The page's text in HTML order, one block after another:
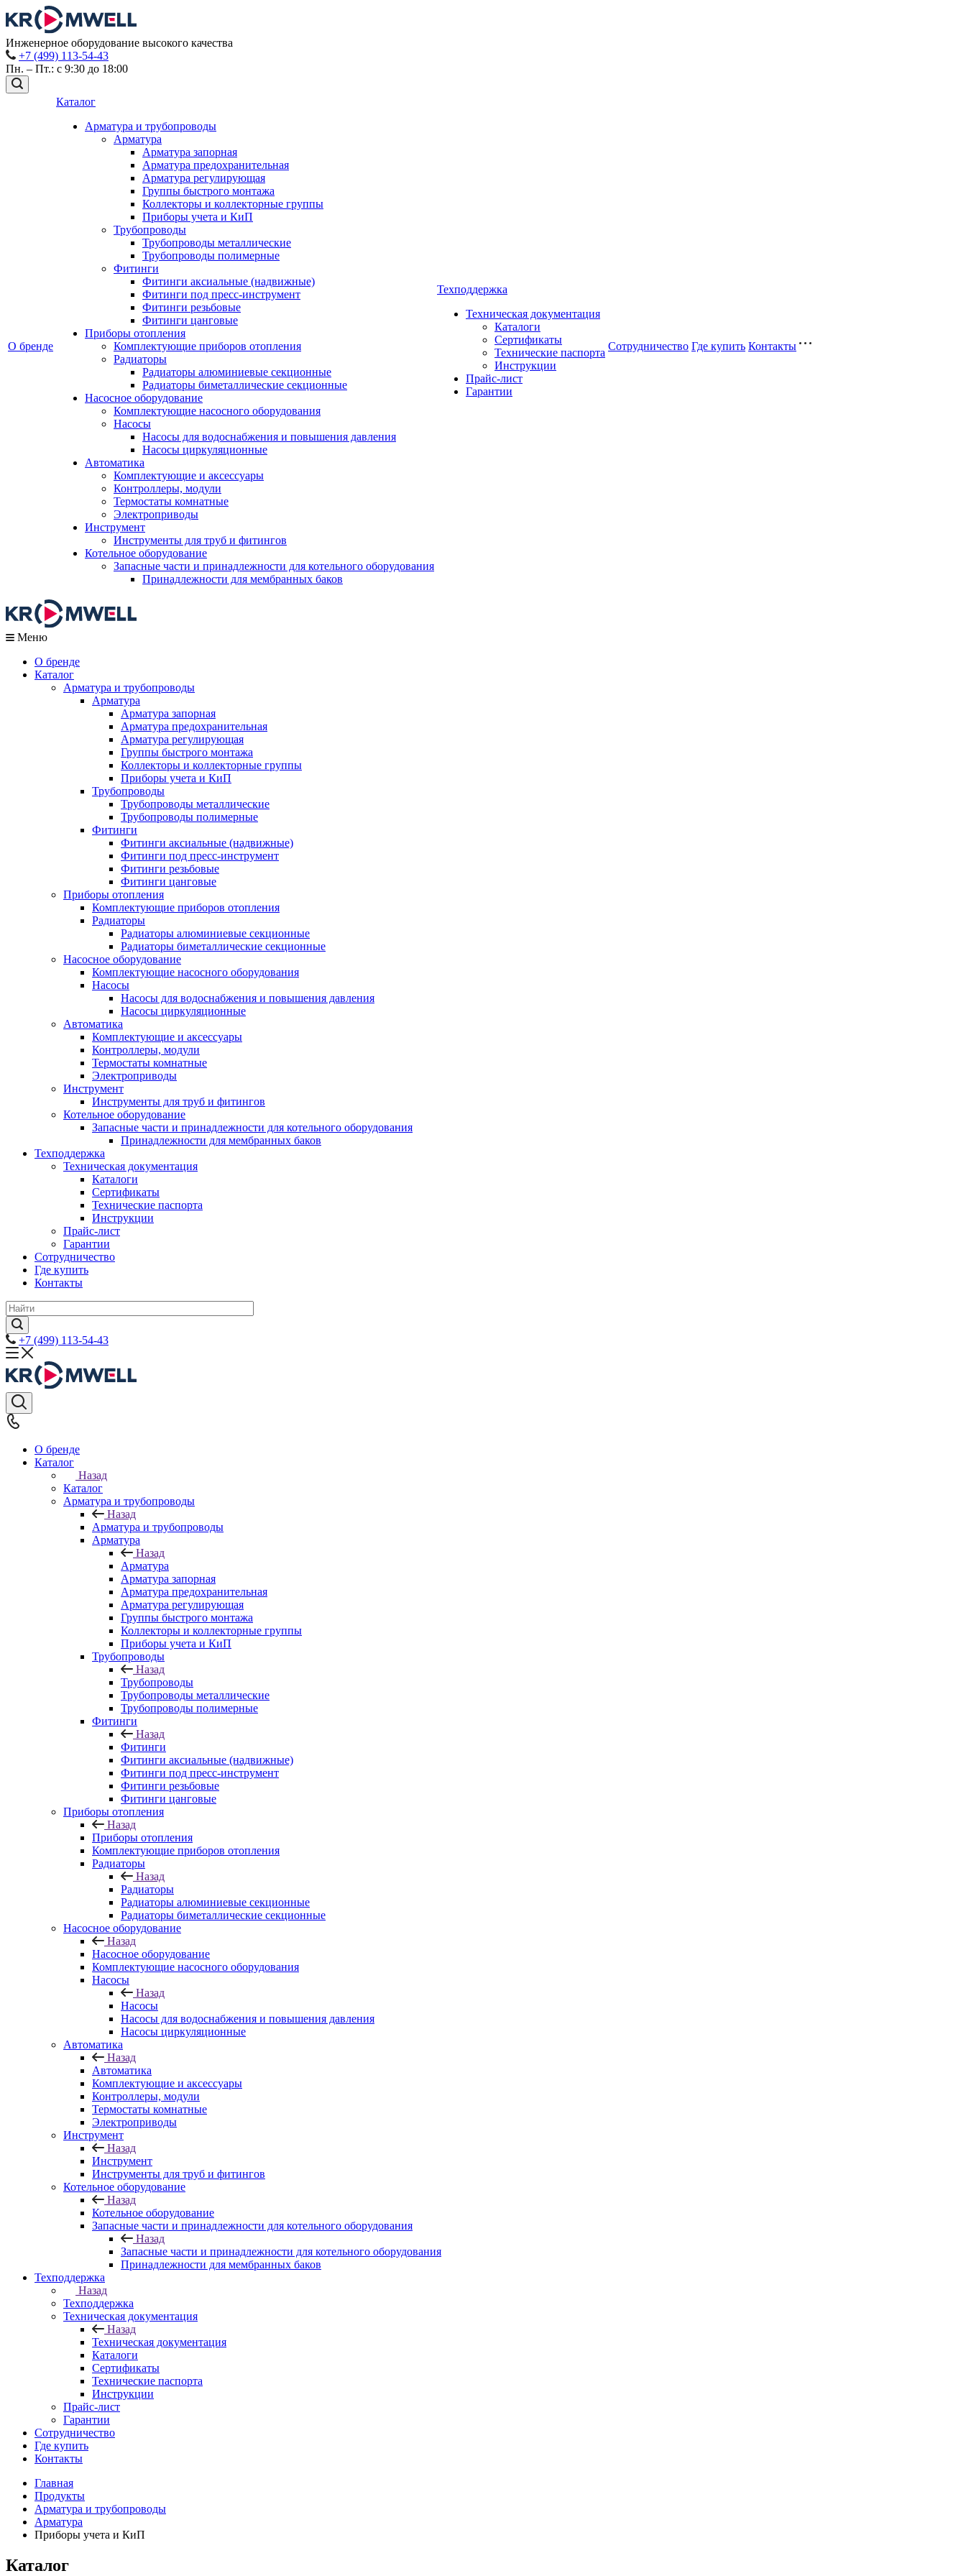
Инженерное оборудование высокого качества
+7 (499) 113-54-43
Пн. – Пт.: с 9:30 до 18:00
О бренде
Каталог
Арматура и трубопроводы
Арматура
Арматура запорная
Арматура предохранительная
Арматура регулирующая
Группы быстрого монтажа
Коллекторы и коллекторные группы
Приборы учета и КиП
Трубопроводы
Трубопроводы металлические
Трубопроводы полимерные
Фитинги
Фитинги аксиальные (надвижные)
Фитинги под пресс-инструмент
Фитинги резьбовые
Фитинги цанговые
Приборы отопления
Комплектующие приборов отопления
Радиаторы
Радиаторы алюминиевые секционные
Радиаторы биметаллические секционные
Насосное оборудование
Комплектующие насосного оборудования
Насосы
Насосы для водоснабжения и повышения давления
Насосы циркуляционные
Автоматика
Комплектующие и аксессуары
Контроллеры, модули
Термостаты комнатные
Электроприводы
Инструмент
Инструменты для труб и фитингов
Котельное оборудование
Запасные части и принадлежности для котельного оборудования
Принадлежности для мембранных баков
Техподдержка
Техническая документация
Каталоги
Сертификаты
Технические паспорта
Инструкции
Прайс-лист
Гарантии
Сотрудничество Где купить Контакты
Меню
О бренде
Каталог
Арматура и трубопроводы
Арматура
Арматура запорная
Арматура предохранительная
Арматура регулирующая
Группы быстрого монтажа
Коллекторы и коллекторные группы
Приборы учета и КиП
Трубопроводы
Трубопроводы металлические
Трубопроводы полимерные
Фитинги
Фитинги аксиальные (надвижные)
Фитинги под пресс-инструмент
Фитинги резьбовые
Фитинги цанговые
Приборы отопления
Комплектующие приборов отопления
Радиаторы
Радиаторы алюминиевые секционные
Радиаторы биметаллические секционные
Насосное оборудование
Комплектующие насосного оборудования
Насосы
Насосы для водоснабжения и повышения давления
Насосы циркуляционные
Автоматика
Комплектующие и аксессуары
Контроллеры, модули
Термостаты комнатные
Электроприводы
Инструмент
Инструменты для труб и фитингов
Котельное оборудование
Запасные части и принадлежности для котельного оборудования
Принадлежности для мембранных баков
Техподдержка
Техническая документация
Каталоги
Сертификаты
Технические паспорта
Инструкции
Прайс-лист
Гарантии
Сотрудничество
Где купить
Контакты
+7 (499) 113-54-43
О бренде
Каталог
Назад
Каталог
Арматура и трубопроводы
Назад
Арматура и трубопроводы
Арматура
Назад
Арматура
Арматура запорная
Арматура предохранительная
Арматура регулирующая
Группы быстрого монтажа
Коллекторы и коллекторные группы
Приборы учета и КиП
Трубопроводы
Назад
Трубопроводы
Трубопроводы металлические
Трубопроводы полимерные
Фитинги
Назад
Фитинги
Фитинги аксиальные (надвижные)
Фитинги под пресс-инструмент
Фитинги резьбовые
Фитинги цанговые
Приборы отопления
Назад
Приборы отопления
Комплектующие приборов отопления
Радиаторы
Назад
Радиаторы
Радиаторы алюминиевые секционные
Радиаторы биметаллические секционные
Насосное оборудование
Назад
Насосное оборудование
Комплектующие насосного оборудования
Насосы
Назад
Насосы
Насосы для водоснабжения и повышения давления
Насосы циркуляционные
Автоматика
Назад
Автоматика
Комплектующие и аксессуары
Контроллеры, модули
Термостаты комнатные
Электроприводы
Инструмент
Назад
Инструмент
Инструменты для труб и фитингов
Котельное оборудование
Назад
Котельное оборудование
Запасные части и принадлежности для котельного оборудования
Назад
Запасные части и принадлежности для котельного оборудования
Принадлежности для мембранных баков
Техподдержка
Назад
Техподдержка
Техническая документация
Назад
Техническая документация
Каталоги
Сертификаты
Технические паспорта
Инструкции
Прайс-лист
Гарантии
Сотрудничество
Где купить
Контакты
Главная
Продукты
Арматура и трубопроводы
Арматура
Приборы учета и КиП
Каталог